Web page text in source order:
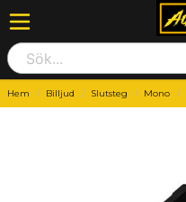
Hem Billjud Slutsteg Mono